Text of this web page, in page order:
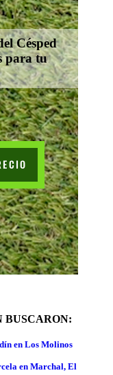
Césped
para tu
BUSCARON:
en Los Molinos
en Marchal, El